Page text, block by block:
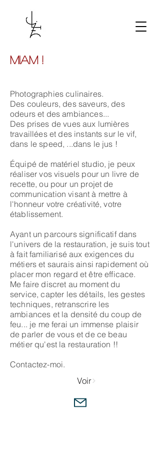
Miam !
Photographies culinaires.
Des couleurs, des saveurs, des
odeurs et des ambiances...
Des prises de vues aux lumières
travaillées et des instants sur le vif,
dans le speed, ...dans le jus !
Équipé de matériel studio, je peux
réaliser vos visuels pour un livre de
recette, ou pour un projet de
communication visant à mettre à
l'honneur votre créativité, votre
établissement.
Ayant un parcours significatif dans
l'univers de la restauration, je suis tout
à fait familiarisé aux exigences du
métiers et saurais ainsi rapidement où
placer mon regard et être efficace.
Me faire discret au moment du
service, capter les détails, les gestes
techniques, retranscrire les
ambiances et la densité du coup de
feu... je me ferai un immense plaisir
de parler de vous et de ce beau
métier qu'est la restauration !!
Contactez-moi.
Voir